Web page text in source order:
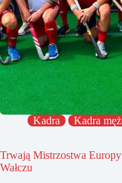
Kadra Kadra
Trwają Mistrzostwa
Wałczu